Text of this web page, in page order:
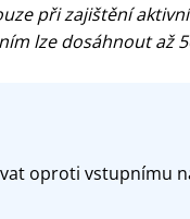
při zajištění
lze dosáhnout až
oproti vstupnímu